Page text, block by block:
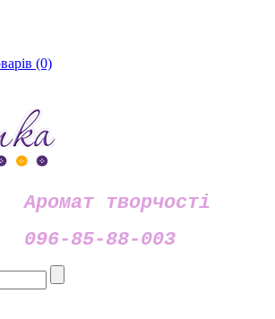
(0)
Аромат творчості
096-85-88-003